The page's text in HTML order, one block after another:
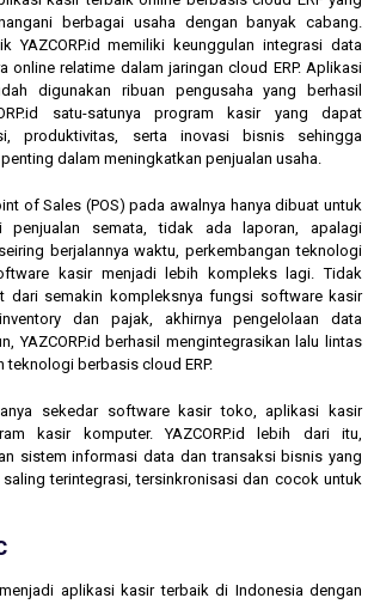
berbagai usaha dengan banyak cabang.
YAZCORP.id memiliki keunggulan integrasi data
online relatime dalam jaringan cloud ERP. Aplikasi
digunakan ribuan pengusaha yang berhasil
satu-satunya program kasir yang dapat
produktivitas, serta inovasi bisnis sehingga
dalam meningkatkan penjualan usaha.
of Sales (POS) pada awalnya hanya dibuat untuk
penjualan semata, tidak ada laporan, apalagi
berjalannya waktu, perkembangan teknologi
kasir menjadi lebih kompleks lagi. Tidak
dari semakin kompleksnya fungsi software kasir
dan pajak, akhirnya pengelolaan data
YAZCORP.id berhasil mengintegrasikan lalu lintas
teknologi berbasis cloud ERP.
sekedar software kasir toko, aplikasi kasir
kasir komputer. YAZCORP.id lebih dari itu,
sistem informasi data dan transaksi bisnis yang
terintegrasi, tersinkronisasi dan cocok untuk
menjadi aplikasi kasir terbaik di Indonesia dengan